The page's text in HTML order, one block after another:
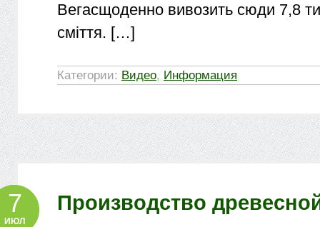
Вегасщоденно вивозить сюди 7,8
сміття. […]
Категории: Видео, Информация
Производство
7
ИЮЛ